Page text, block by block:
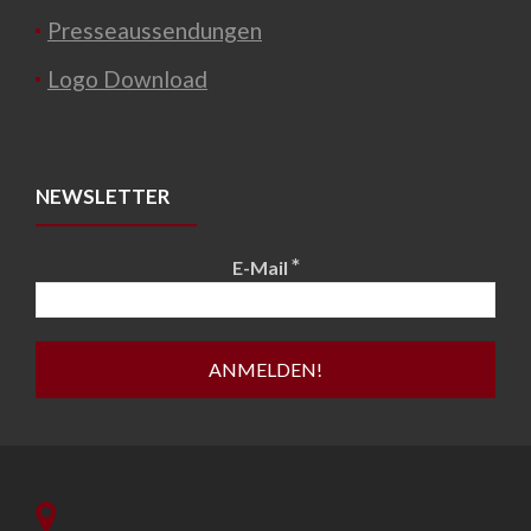
Presseaussendungen
Logo Download
NEWSLETTER
E-Mail *